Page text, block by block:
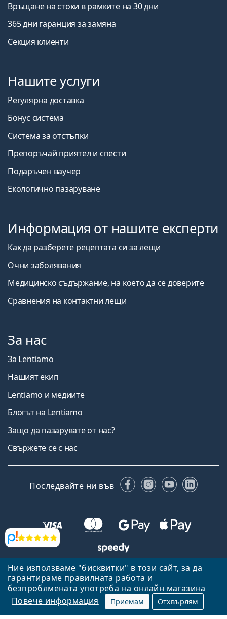
Ние използваме "бисквитки" в този сайт, за да
гарантираме правилната работа и
безпроблмената употреба на онлайн магазина
Повече информация
Приемам Отхвърлям
Прегледи
Връщане на стоки в рамките на 30 дни
365 дни гаранция за замяна
Секция клиенти
Нашите услуги
Регулярна доставка
Бонус система
Система за отстъпки
Препоръчай приятел и спести
Подаръчен ваучер
Екологично пазаруване
Информация от нашите експерти
Как да разберете рецептата си за лещи
Очни заболявания
Медицинско съдържание, на което да се доверите
Сравнения на контактни лещи
За нас
За Lentiamo
Нашият екип
Lentiamo и медиите
Блогът на Lentiamo
Защо да пазарувате от нас?
Свържете се с нас
Последвайте ни във FacebookInstagram
YouTube
Назад към началната страница
Нагоре
Lentiamo.bg е собственост и се управлява от Lentiamo s.r.o.,
Република Чехия
Тук сме за вас в продължение на 18 години.